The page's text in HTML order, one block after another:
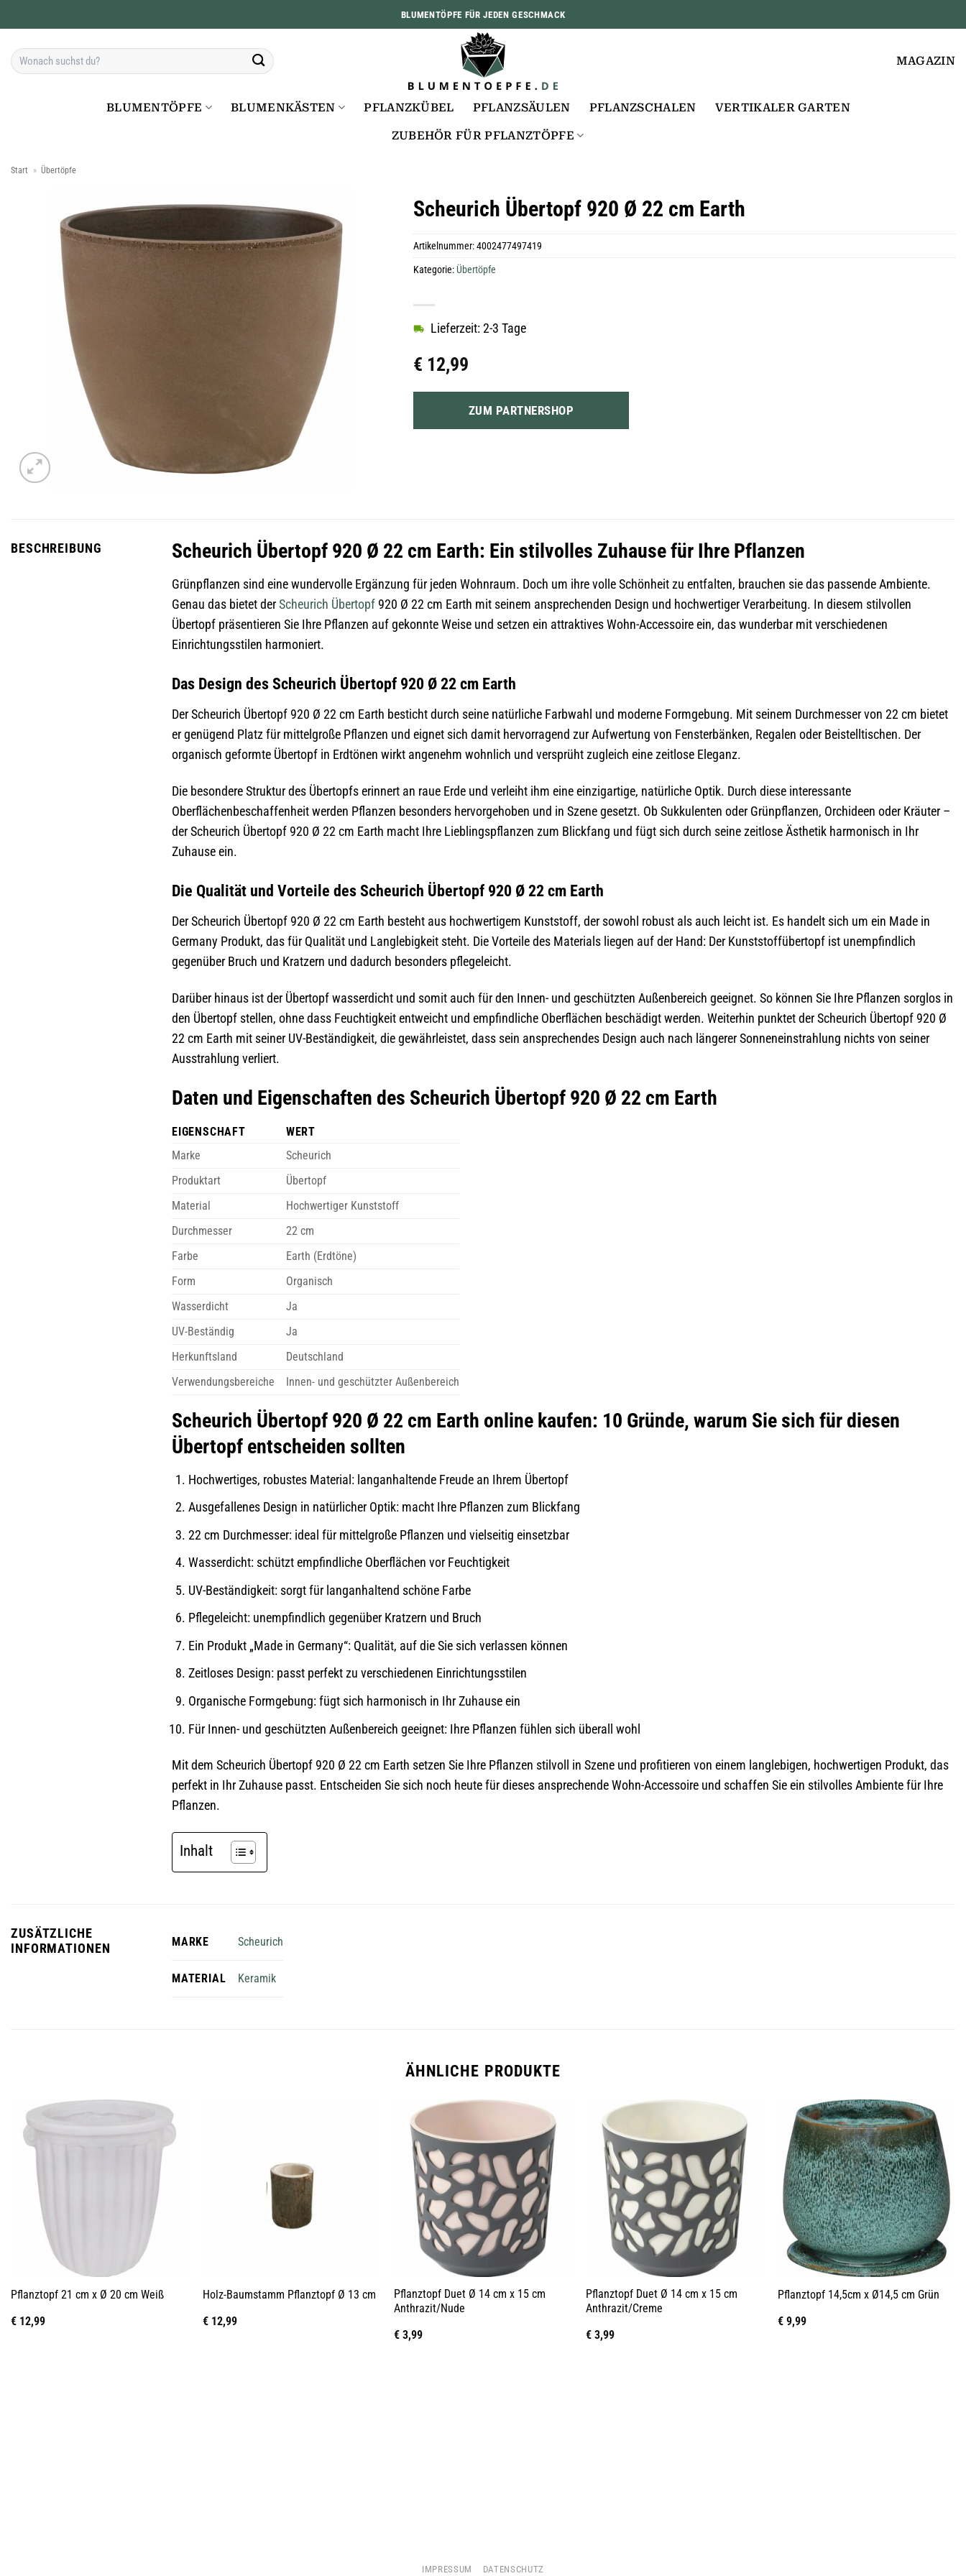
Inhalt
springen
BLUMENTÖPFE FÜR JEDEN GESCHMACK
Suchen
nach:
MAGAZIN
BLUMENTÖPFE BLUMENKÄSTEN PFLANZKÜBEL PFLANZSÄULEN PFLANZSCHALEN VERTIKALER GARTEN
ZUBEHÖR FÜR PFLANZTÖPFE
Start » Übertöpfe
Scheurich Übertopf 920 Ø 22 cm Earth
€ 12,99
Lieferzeit: 2-3 Tage
ZUM PARTNERSHOP
Artikelnummer:4002477497419
Kategorie: Übertöpfe
BESCHREIBUNG Scheurich Übertopf 920 Ø 22 cm Earth: Ein stilvolles Zuhause für Ihre Pflanzen
Grünpflanzen sind eine wundervolle Ergänzung für jeden Wohnraum. Doch um ihre volle Schönheit zu entfalten, brauchen sie das passende Ambiente.
Genau das bietet der Scheurich Übertopf 920 Ø 22 cm Earth mit seinem ansprechenden Design und hochwertiger Verarbeitung. In diesem stilvollen
Übertopf präsentieren Sie Ihre Pflanzen auf gekonnte Weise und setzen ein attraktives Wohn-Accessoire ein, das wunderbar mit verschiedenen
Einrichtungsstilen harmoniert.
Das Design des Scheurich Übertopf 920 Ø 22 cm Earth
Der Scheurich Übertopf 920 Ø 22 cm Earth besticht durch seine natürliche Farbwahl und moderne Formgebung. Mit seinem Durchmesser von 22 cm bietet
er genügend Platz für mittelgroße Pflanzen und eignet sich damit hervorragend zur Aufwertung von Fensterbänken, Regalen oder Beistelltischen. Der
organisch geformte Übertopf in Erdtönen wirkt angenehm wohnlich und versprüht zugleich eine zeitlose Eleganz.
Die besondere Struktur des Übertopfs erinnert an raue Erde und verleiht ihm eine einzigartige, natürliche Optik. Durch diese interessante
Oberflächenbeschaffenheit werden Pflanzen besonders hervorgehoben und in Szene gesetzt. Ob Sukkulenten oder Grünpflanzen, Orchideen oder Kräuter –
der Scheurich Übertopf 920 Ø 22 cm Earth macht Ihre Lieblingspflanzen zum Blickfang und fügt sich durch seine zeitlose Ästhetik harmonisch in Ihr
Zuhause ein.
Die Qualität und Vorteile des Scheurich Übertopf 920 Ø 22 cm Earth
Der Scheurich Übertopf 920 Ø 22 cm Earth besteht aus hochwertigem Kunststoff, der sowohl robust als auch leicht ist. Es handelt sich um ein Made in
Germany Produkt, das für Qualität und Langlebigkeit steht. Die Vorteile des Materials liegen auf der Hand: Der Kunststoffübertopf ist unempfindlich
gegenüber Bruch und Kratzern und dadurch besonders pflegeleicht.
Darüber hinaus ist der Übertopf wasserdicht und somit auch für den Innen- und geschützten Außenbereich geeignet. So können Sie Ihre Pflanzen sorglos in
den Übertopf stellen, ohne dass Feuchtigkeit entweicht und empfindliche Oberflächen beschädigt werden. Weiterhin punktet der Scheurich Übertopf 920 Ø
22 cm Earth mit seiner UV-Beständigkeit, die gewährleistet, dass sein ansprechendes Design auch nach längerer Sonneneinstrahlung nichts von seiner
Ausstrahlung verliert.
Daten und Eigenschaften des Scheurich Übertopf 920 Ø 22 cm Earth
EIGENSCHAFT
WERT
Marke
Scheurich
Produktart
Übertopf
Material
Hochwertiger Kunststoff
Durchmesser
22 cm
Farbe
Earth (Erdtöne)
Form
Organisch
Wasserdicht
Ja
UV-Beständig
Ja
Herkunftsland
Deutschland
Verwendungsbereiche
Innen- und geschützter Außenbereich
Scheurich Übertopf 920 Ø 22 cm Earth online kaufen: 10 Gründe, warum Sie sich für diesen
Übertopf entscheiden sollten
Hochwertiges, robustes Material: langanhaltende Freude an Ihrem Übertopf
Ausgefallenes Design in natürlicher Optik: macht Ihre Pflanzen zum Blickfang
22 cm Durchmesser: ideal für mittelgroße Pflanzen und vielseitig einsetzbar
Wasserdicht: schützt empfindliche Oberflächen vor Feuchtigkeit
UV-Beständigkeit: sorgt für langanhaltend schöne Farbe
Pflegeleicht: unempfindlich gegenüber Kratzern und Bruch
Ein Produkt „Made in Germany“: Qualität, auf die Sie sich verlassen können
Zeitloses Design: passt perfekt zu verschiedenen Einrichtungsstilen
Organische Formgebung: fügt sich harmonisch in Ihr Zuhause ein
Für Innen- und geschützten Außenbereich geeignet: Ihre Pflanzen fühlen sich überall wohl
Mit dem Scheurich Übertopf 920 Ø 22 cm Earth setzen Sie Ihre Pflanzen stilvoll in Szene und profitieren von einem langlebigen, hochwertigen Produkt, das
perfekt in Ihr Zuhause passt. Entscheiden Sie sich noch heute für dieses ansprechende Wohn-Accessoire und schaffen Sie ein stilvolles Ambiente für Ihre
Pflanzen.
Inhalt
ZUSÄTZLICHE
INFORMATIONEN
MARKE Scheurich
MATERIAL Keramik
ÄHNLICHE PRODUKTE
Pflanztopf 21 cm x Ø 20 cm Weiß
€12,99
Holz-Baumstamm Pflanztopf Ø 13 cm
€12,99
Pflanztopf Duet Ø 14 cm x 15 cm
Anthrazit/Nude
€ 3,99
Pflanztopf Duet Ø 14 cm x 15 cm
Anthrazit/Creme
€ 3,99
Pflanztopf 14,5cm x Ø14,5 cm Grün
€9,99
IMPRESSUM DATENSCHUTZ